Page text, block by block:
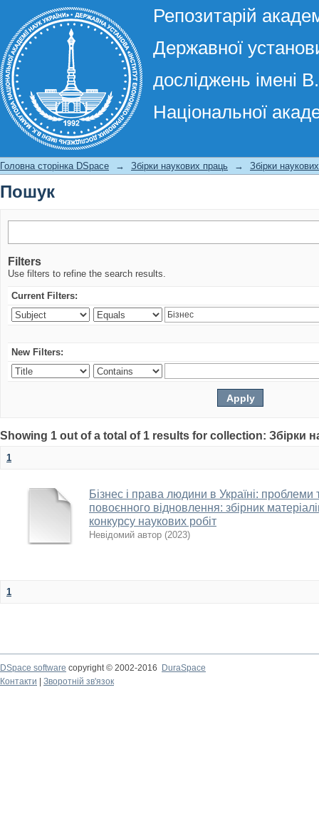
Репозитарій
Державної
досліджень імені
Національної
Пошук
Головна сторінка DSpace → Збірки наукових праць → Збірки
Пошук
Filters
Use filters to refine the search results.
Current Filters:
New Filters:
Showing 1 out of a total of 1 results for collection: Збірки
1
Бізнес і права людини в Україні: проблеми
повоєнного відновлення: збірник
конкурсу наукових робіт
Невідомий автор (2023)
1
DSpace software copyright © 2002-2016
DuraSpace
Контакти
Зворотній зв'язок